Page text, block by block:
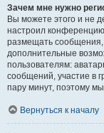
Зачем мне нужно
Вы можете этого и не
настроил
размещать сообщения,
дополнительные
пользователям:
сообщений, участие в
пару минут, поэтому
Вернуться к началу